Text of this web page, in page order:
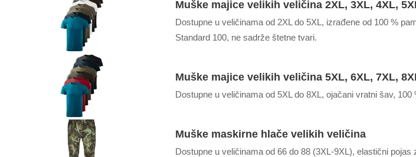
Muške majice velikih veličina 2XL, 3XL, 4XL,
Dostupne u veličinama od 2XL do 5XL, izrađene od 100 %
Standard 100, ne sadrže štetne tvari.
Muške majice velikih veličina 5XL, 6XL, 7XL,
Dostupne u veličinama od 5XL do 8XL, ojačani vratni šav, 100
Muške maskirne hlače velikih veličina
Dostupne u veličinama od 66 do 88 (3XL-9XL), elastični